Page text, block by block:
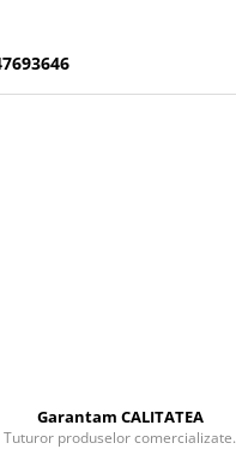
Garantam CALITATEA
Tuturor produselor comercializate.